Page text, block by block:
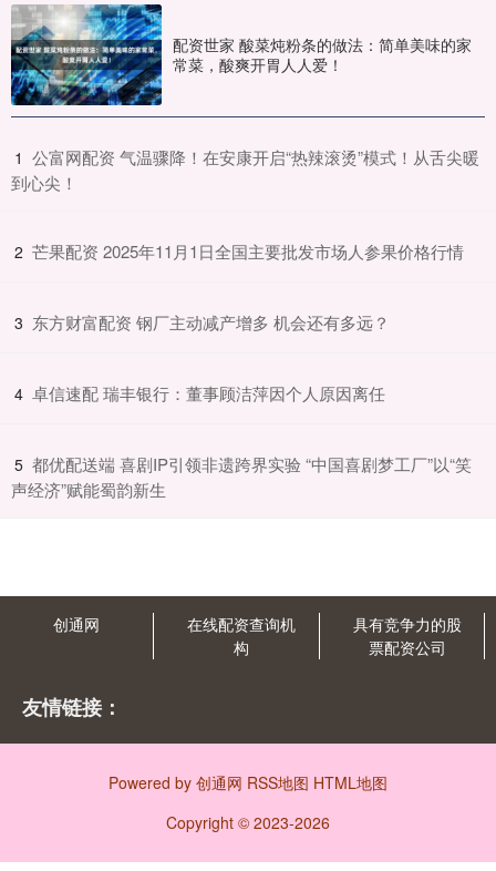
配资世家 酸菜炖粉条的做法：简单美味的家
常菜，酸爽开胃人人爱！
1 ​公富网配资 气温骤降！在安康开启“热辣滚烫”模式！从舌尖暖
到心尖！
2 ​芒果配资 2025年11月1日全国主要批发市场人参果价格行情
3 ​东方财富配资 钢厂主动减产增多 机会还有多远？
4 ​卓信速配 瑞丰银行：董事顾洁萍因个人原因离任
5 ​都优配送端 喜剧IP引领非遗跨界实验 “中国喜剧梦工厂”以“笑
声经济”赋能蜀韵新生
创通网
在线配资查询机
构
具有竞争力的股
票配资公司
友情链接：
Powered by 创通网 RSS地图 HTML地图
Copyright © 2023-2026